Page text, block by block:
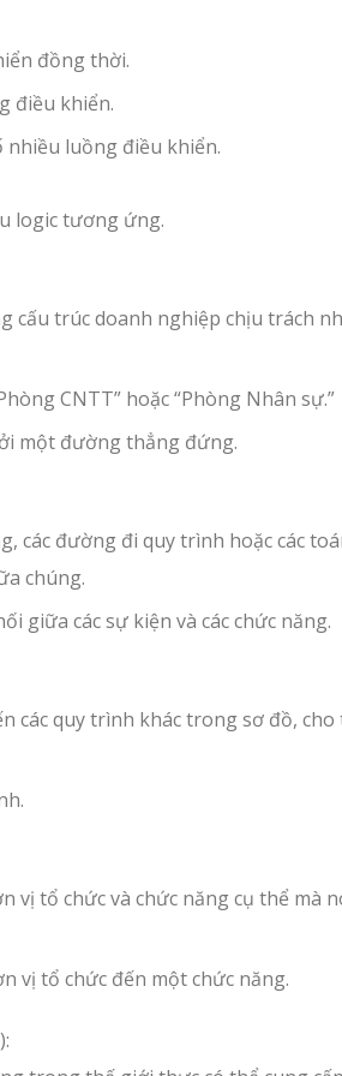
đồng thời.
điều khiển.
nhiều luồng điều khiển.
logic tương ứng.
cấu trúc doanh nghiệp chịu trách
CNTT” hoặc “Phòng Nhân sự.”
một đường thẳng đứng.
các đường đi quy trình hoặc các
chúng.
giữa các sự kiện và các chức năng.
các quy trình khác trong sơ đồ, cho
vị tổ chức và chức năng cụ thể mà
vị tổ chức đến một chức năng.